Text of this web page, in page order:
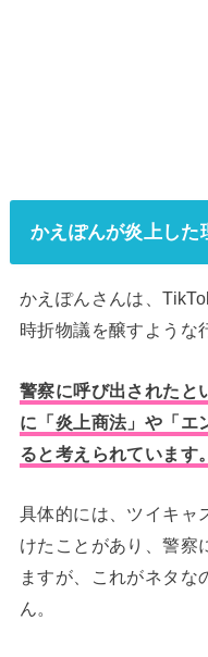
かえぽんが炎上した
かえぽんさんは、
時折物議を醸すような
警察に呼び出されたと
に「炎上商法」や「エ
ると考えられています。
具体的には、ツイキャ
けたことがあり、警察
ますが、これがネタな
ん。